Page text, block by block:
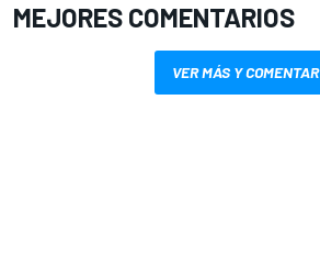
MEJORES COMENTARIOS
VER MÁS Y COMENTAR